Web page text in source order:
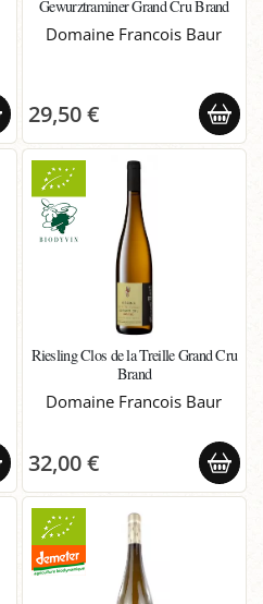
Gewurztraminer Grand Cru Brand
Domaine Francois Baur
29,50 €
Riesling Clos de la Treille Grand Cru
Brand
Domaine Francois Baur
32,00 €